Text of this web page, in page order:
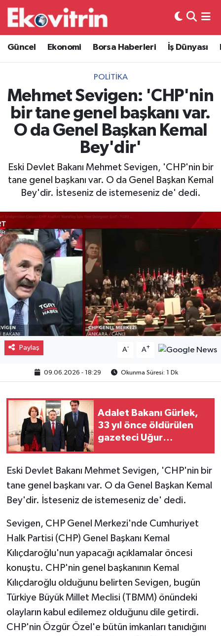
Güncel Ekonomi Borsa Haberleri İş Dünyası
POLITIKA
Mehmet Sevigen: 'CHP'nin
bir tane genel başkanı var.
O da Genel Başkan Kemal
Bey'dir'
Eski Devlet Bakanı Mehmet Sevigen, 'CHP'nin bir
tane genel başkanı var. O da Genel Başkan Kemal
Bey'dir. İsteseniz de istemeseniz de' dedi.
Paylaş A- A+
09.06.2026 - 18:29 Okunma Süresi: 1 Dk
Adalet Bakanı Gürlek,
33 yıl önce öldürülen
gazeteci Uğur
Eski Devlet Bakanı Mehmet Sevigen, 'CHP'nin bir
tane genel başkanı var. O da Genel Başkan Kemal
Bey'dir. İsteseniz de istemeseniz de' dedi.
Sevigen, CHP Genel Merkezi'nde Cumhuriyet
Halk Partisi (CHP) Genel Başkanı Kemal
Kılıçdaroğlu'nun yapacağı açıklamalar öncesi
konuştu. CHP'nin genel başkanının Kemal
Kılıçdaroğlu olduğunu belirten Sevigen, bugün
Türkiye Büyük Millet Meclisi (TBMM) önündeki
olayların kabul edilemez olduğunu dile getirdi.
CHP'nin Özgür Özel'e bütün imkanları tanıdığını
Güncel
Ekonomi
Borsa Haberleri
İş Dünyası
Lojistik
Otovitrin
Asayiş
Magazin
Gayrimenkul
Spor
Eğitim
Hava Durumu
Trafik Durumu
Süper Lig Puan Durumu ve Fikstür
Tüm Manşetler
Son Dakika Haberleri
Haber Arşivi